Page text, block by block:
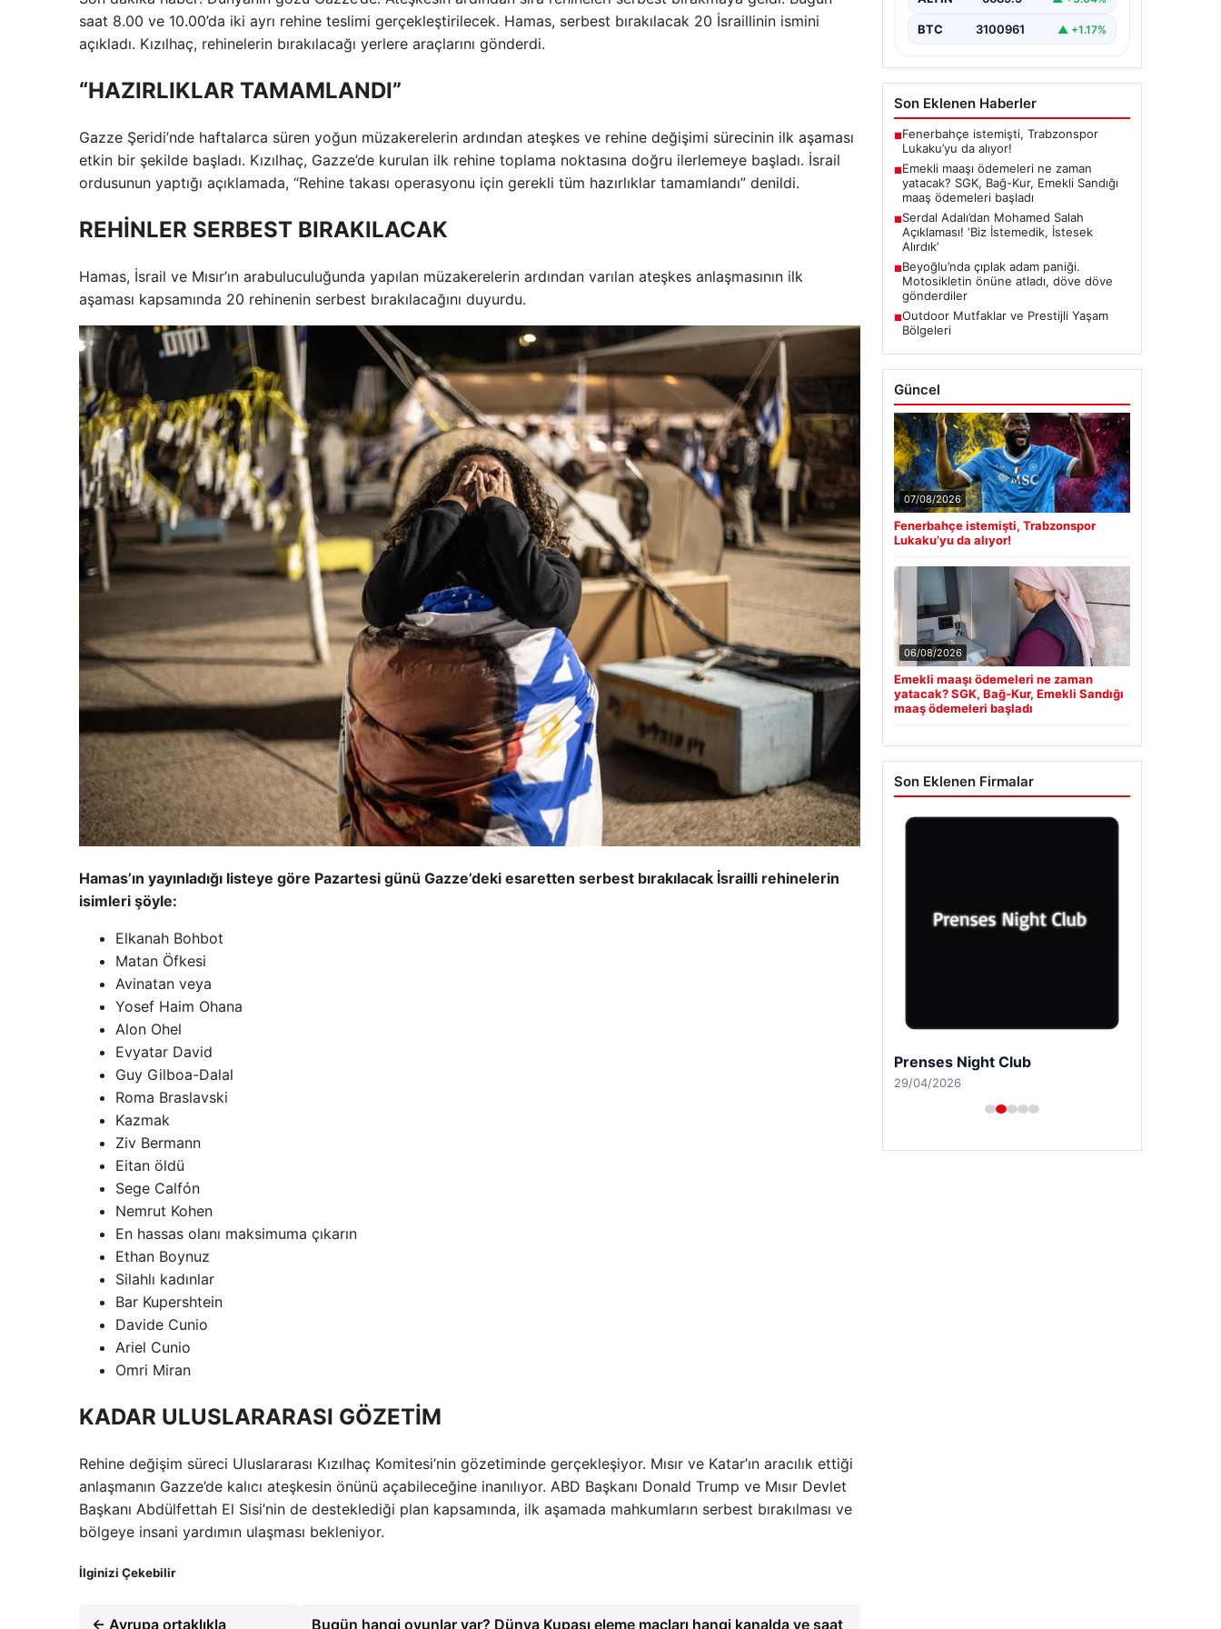
saat 8.00 ve 10.00’da iki ayrı rehine teslimi gerçekleştirilecek. Hamas, serbest bırakılacak 20 İsraillinin ismini
açıkladı. Kızılhaç, rehinelerin bırakılacağı yerlere araçlarını gönderdi.
“HAZIRLIKLAR TAMAMLANDI”
Gazze Şeridi’nde haftalarca süren yoğun müzakerelerin ardından ateşkes ve rehine değişimi sürecinin ilk aşaması
etkin bir şekilde başladı. Kızılhaç, Gazze’de kurulan ilk rehine toplama noktasına doğru ilerlemeye başladı. İsrail
ordusunun yaptığı açıklamada, “Rehine takası operasyonu için gerekli tüm hazırlıklar tamamlandı” denildi.
REHİNLER SERBEST BIRAKILACAK
Hamas, İsrail ve Mısır’ın arabuluculuğunda yapılan müzakerelerin ardından varılan ateşkes anlaşmasının ilk
aşaması kapsamında 20 rehinenin serbest bırakılacağını duyurdu.
Hamas’ın yayınladığı listeye göre Pazartesi günü Gazze’deki esaretten serbest bırakılacak İsrailli rehinelerin
isimleri şöyle:
Elkanah Bohbot
Matan Öfkesi
Avinatan veya
Yosef Haim Ohana
Alon Ohel
Evyatar David
Guy Gilboa-Dalal
Roma Braslavski
Kazmak
Ziv Bermann
Eitan öldü
Sege Calfón
Nemrut Kohen
En hassas olanı maksimuma çıkarın
Ethan Boynuz
Silahlı kadınlar
Bar Kupershtein
Davide Cunio
Ariel Cunio
Omri Miran
KADAR ULUSLARARASI GÖZETİM
Rehine değişim süreci Uluslararası Kızılhaç Komitesi’nin gözetiminde gerçekleşiyor. Mısır ve Katar’ın aracılık ettiği
anlaşmanın Gazze’de kalıcı ateşkesin önünü açabileceğine inanılıyor. ABD Başkanı Donald Trump ve Mısır Devlet
Başkanı Abdülfettah El Sisi’nin de desteklediği plan kapsamında, ilk aşamada mahkumların serbest bırakılması ve
bölgeye insani yardımın ulaşması bekleniyor.
İlginizi Çekebilir
← Avrupa ortaklıkla Bugün hangi oyunlar var? Dünya Kupası eleme maçları hangi kanalda ve saat
BTC 3100961 ▲ +1.17%
Son Eklenen Haberler
■Fenerbahçe istemişti, Trabzonspor
Lukaku’yu da alıyor!
■Emekli maaşı ödemeleri ne zaman
yatacak? SGK, Bağ-Kur, Emekli Sandığı
maaş ödemeleri başladı
■Serdal Adalı’dan Mohamed Salah
Açıklaması! ‘Biz İstemedik, İstesek
Alırdık’
■Beyoğlu’nda çıplak adam paniği.
Motosikletin önüne atladı, döve döve
gönderdiler
■Outdoor Mutfaklar ve Prestijli Yaşam
Bölgeleri
Güncel
07/08/2026
Fenerbahçe istemişti, Trabzonspor
Lukaku’yu da alıyor!
06/08/2026
Emekli maaşı ödemeleri ne zaman
yatacak? SGK, Bağ-Kur, Emekli Sandığı
maaş ödemeleri başladı
Son Eklenen Firmalar
Prenses Night Club
29/04/2026